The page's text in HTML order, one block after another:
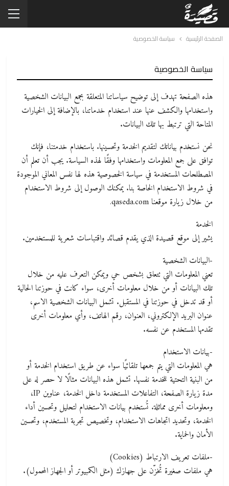
الصفحة الرئيسية سياسة الخصوصية
سياسة الخصوصية
هذه الصفحة تهدف إلى توضيح سياساتنا المتعلقة بجمع البيانات الشخصية
واستخدامها والكشف عنها عند استخدام خدماتنا، بالإضافة إلى الخيارات
المتاحة التي ترتبط بها تلك البيانات.
نحن نستخدم بياناتك لتقديم الخدمة وتحسينها. باستخدام خدمتنا، فإنك
توافق على جمع المعلومات واستخدامها وفقًا لهذه السياسة. يجب أن تعلم أن
المصطلحات المستخدمة في سياسة الخصوصية هذه لها نفس المعاني الموجودة
في شروط الاستخدام الخاصة بنا. يمكنك الوصول إلى شروط الاستخدام
من خلال زيارة موقعنا qaseda.com.
الخدمة
يشير إلى موقع قصيدة الذي يقدم قصائد واقتباسات شعرية للمستخدمين.
-البيانات الشخصية
تعني المعلومات التي تتعلق بشخص حي ويمكن التعرف عليه من خلال
تلك البيانات أو من خلال معلومات أخرى، سواء كانت في حوزتنا الحالية
أو قد تدخل في حوزتنا في المستقبل. تشمل البيانات الشخصية الاسم،
عنوان البريد الإلكتروني، العنوان، رقم الهاتف، وأي معلومات أخرى
تقدمها المستخدم عن نفسه.
-بيانات الاستخدام
هي المعلومات التي يتم جمعها تلقائيًا سواء عن طريق استخدام الخدمة أو
من البنية التحتية للخدمة نفسها. تشمل هذه البيانات مثالًا لا حصر له على
مدة زيارة الصفحة، التفاعلات المستخدمة داخل الخدمة، عناوين IP،
ومعلومات أخرى مماثلة. تُستخدم بيانات الاستخدام لتحليل وتحسين أداء
الخدمة، وتحديد اتجاهات الاستخدام، وتخصيص تجربة المستخدم، وتحسين
الأمان والحماية.
-ملفات تعريف الارتباط (Cookies)
هي ملفات صغيرة تُخزّن على جهازك (مثل الكمبيوتر أو الجهاز المحمول).